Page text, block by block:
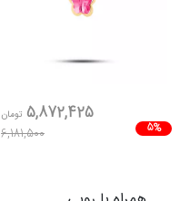
5%
5,872,425 تومان
6,181,500